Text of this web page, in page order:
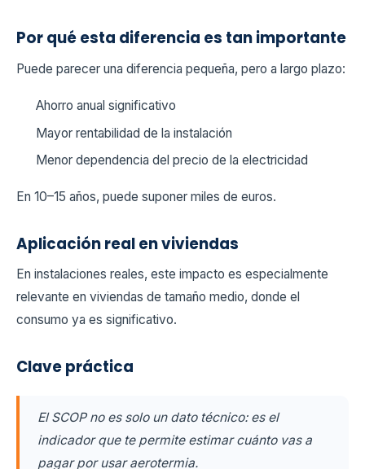
Por qué esta diferencia es tan importante
Puede parecer una diferencia pequeña, pero a largo plazo:
Ahorro anual significativo
Mayor rentabilidad de la instalación
Menor dependencia del precio de la electricidad
En 10–15 años, puede suponer miles de euros.
Aplicación real en viviendas
En instalaciones reales, este impacto es especialmente
relevante en viviendas de tamaño medio, donde el
consumo ya es significativo.
Clave práctica
El SCOP no es solo un dato técnico: es el
indicador que te permite estimar cuánto vas a
pagar por usar aerotermia.